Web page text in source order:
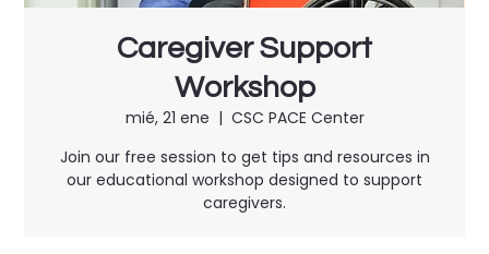
Caregiver Support
Workshop
mié, 21 ene
  |
CSC PACE Center
Join our free session to get tips and resources in
our educational workshop designed to support
caregivers.